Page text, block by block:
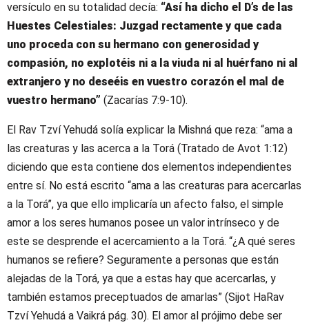
versículo en su totalidad decía: “Así ha dicho el D’s de las
Huestes Celestiales: Juzgad rectamente y que cada
uno proceda con su hermano con generosidad y
compasión, no explotéis ni a la viuda ni al huérfano ni al
extranjero y no deseéis en vuestro corazón el mal de
vuestro hermano” (Zacarías 7:9-10).
El Rav Tzví Yehudá solía explicar la Mishná que reza: “ama a
las creaturas y las acerca a la Torá (Tratado de Avot 1:12)
diciendo que esta contiene dos elementos independientes
entre sí. No está escrito “ama a las creaturas para acercarlas
a la Torá”, ya que ello implicaría un afecto falso, el simple
amor a los seres humanos posee un valor intrínseco y de
este se desprende el acercamiento a la Torá. “¿A qué seres
humanos se refiere? Seguramente a personas que están
alejadas de la Torá, ya que a estas hay que acercarlas, y
también estamos preceptuados de amarlas” (Sijot HaRav
Tzví Yehudá a Vaikrá pág. 30). El amor al prójimo debe ser